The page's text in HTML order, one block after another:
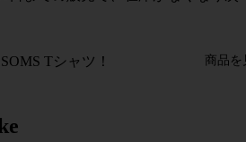
商品を
Tシャツ！